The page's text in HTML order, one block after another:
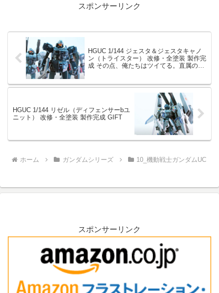
スポンサーリンク
HGUC 1/144 ジェスタ＆ジェスタキャノ
ン（トライスター） 改修・全塗装 製作完
成 その点、俺たちはツイてる。直属の上
HGUC 1/144 リゼル（ディフェンサーbユ
ニット） 改修・全塗装 製作完成 GIFT
ホーム ガンダムシリーズ 10_機動戦士ガンダムUC
スポンサーリンク